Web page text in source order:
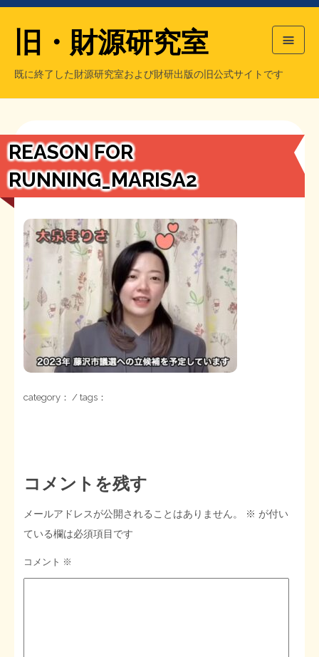
【国の、本当の】財源チラシ／旧・財源研究室
シン財源はあなたです／合同誌／旧・サブカル分室
日本経済を解説するヤンキー／MIHANAマンガ／旧・財研出版
もっと知りたい方へ
マネクリ戦士 RED & BLACK
MMTの学習資料
STOPインボイス作品集
旧・財源研究室
既に終了した財源研究室および財研出版の旧公式サイトです
チラシ発行部数
会計報告
旧・財研出版について
会計報告
REASON FOR
RUNNING_MARISA2
category： / tags：
コメントを残す
メールアドレスが公開されることはありません。 ※ が付い
ている欄は必須項目です
コメント ※